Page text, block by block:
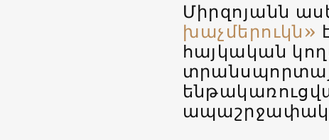
Միրզոյանն
խաչմերուկն»
հայկական